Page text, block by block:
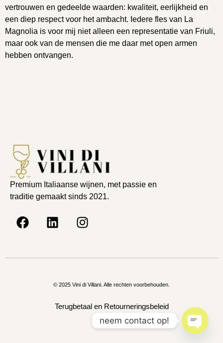
vertrouwen en gedeelde waarden: kwaliteit, eerlijkheid en
een diep respect voor het ambacht. Iedere fles van La
Magnolia is voor mij niet alleen een representatie van Friuli,
maar ook van de mensen die me daar met open armen
hebben ontvangen.
Premium Italiaanse wijnen, met passie en
traditie gemaakt sinds 2021.
© 2025 Vini di Villani. Alle rechten voorbehouden.
Terugbetaal en Retourneringsbeleid
neem contact op!